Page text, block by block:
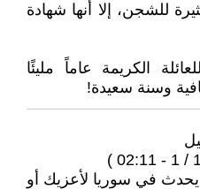
للشجن، إلا أنها شهادة
الكريمة عاماً مليئًا
وسنة سعيدة!
في سوريا لأعزيك أو